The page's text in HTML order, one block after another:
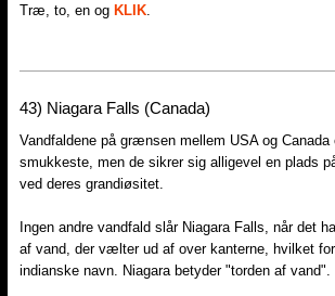
Træ, to, en og KLIK
43)​ Niagara Falls (Canada)
Vandfaldene på grænsen mellem USA og Canada
smukkeste, men de sikrer sig alligevel en plads
ved deres grandiøsitet.
Ingen andre vandfald slår Niagara Falls, når det
af vand, der vælter ud af over kanterne, hvilket
indianske navn. Niagara betyder "torden af vand".